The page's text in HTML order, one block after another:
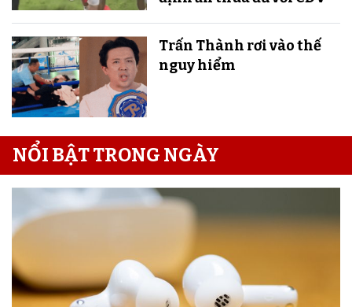
Trấn Thành rơi vào thế
nguy hiểm
NỔI BẬT TRONG NGÀY